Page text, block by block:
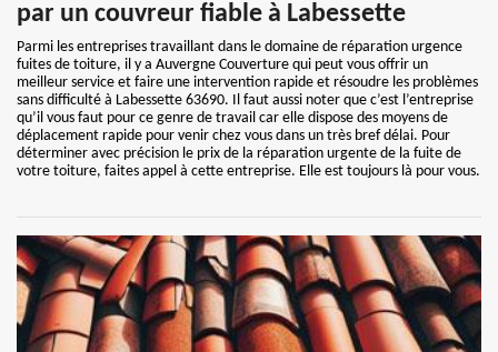
par un couvreur fiable à Labessette
Parmi les entreprises travaillant dans le domaine de réparation urgence
fuites de toiture, il y a Auvergne Couverture qui peut vous offrir un
meilleur service et faire une intervention rapide et résoudre les problèmes
sans difficulté à Labessette 63690. Il faut aussi noter que c’est l’entreprise
qu’il vous faut pour ce genre de travail car elle dispose des moyens de
déplacement rapide pour venir chez vous dans un très bref délai. Pour
déterminer avec précision le prix de la réparation urgente de la fuite de
votre toiture, faites appel à cette entreprise. Elle est toujours là pour vous.